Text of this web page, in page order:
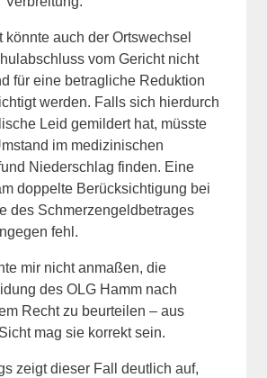
könnte auch der Ortswechsel
vom Gericht nicht
für eine betragliche Reduktion
werden. Falls sich hierdurch
Leid gemildert hat, müsste
im medizinischen
Niederschlag finden. Eine
doppelte Berücksichtigung bei
des Schmerzengeldbetrages
fehl.
mir nicht anmaßen, die
des OLG Hamm nach
Recht zu beurteilen – aus
mag sie korrekt sein.
zeigt dieser Fall deutlich auf,